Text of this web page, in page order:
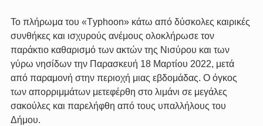
Το πλήρωμα του «Τyphoon» κάτω από δύσκολες καιρικές
συνθήκες και ισχυρούς ανέμους ολοκλήρωσε τον
παράκτιο καθαρισμό των ακτών της Νισύρου και των
γύρω νησίδων την Παρασκευή 18 Μαρτίου 2022, μετά
από παραμονή στην περιοχή μιας εβδομάδας. Ο όγκος
των απορριμμάτων μετεφέρθη στο λιμάνι σε μεγάλες
σακούλες και παρελήφθη από τους υπαλλήλους του
Δήμου.